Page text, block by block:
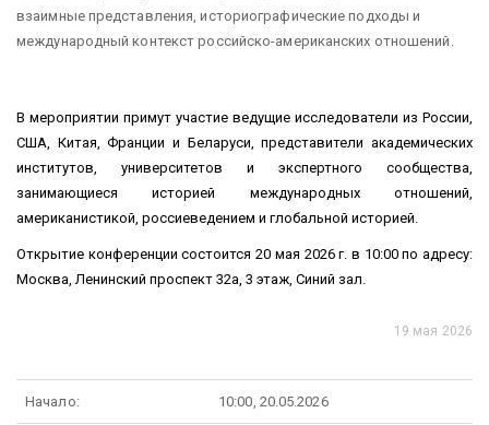
взаимные представления, историографические подходы и
международный контекст российско-американских отношений.
В мероприятии примут участие ведущие исследователи из России,
США, Китая, Франции и Беларуси, представители академических
институтов, университетов и экспертного сообщества,
занимающиеся историей международных отношений,
американистикой, россиеведением и глобальной историей.
Открытие конференции состоится 20 мая 2026 г. в 10:00 по адресу:
Москва, Ленинский проспект 32а, 3 этаж, Синий зал.
19 мая 2026
Начало: 10:00, 20.05.2026